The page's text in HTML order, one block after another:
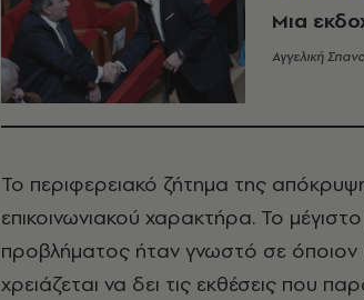
Μια
Αγγελική
Το περιφερειακό ζήτημα της
επικοινωνιακού χαρακτήρα. Το
προβλήματος ήταν γνωστό σε όποιον
χρειάζεται να δει τις εκθέσεις που